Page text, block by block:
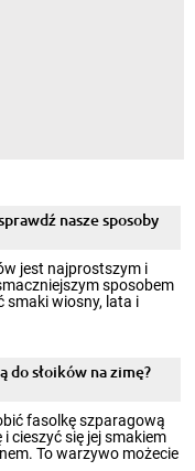
nasze sposoby
jest najprostszym i
sposobem
smaki wiosny, lata i
nimi oko w sezonie
cieplejszych
słoików ze
zachować świeżość
do słoików na zimę?
fasolkę szparagową
i cieszyć się jej smakiem
To warzywo możecie